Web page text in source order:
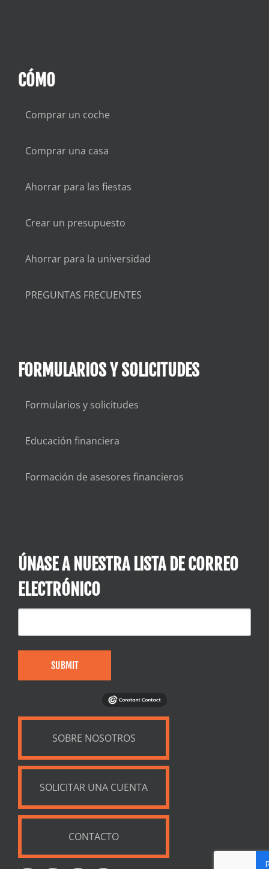
CÓMO
Comprar un coche
Comprar una casa
Ahorrar para las fiestas
Crear un presupuesto
Ahorrar para la universidad
PREGUNTAS FRECUENTES
FORMULARIOS Y SOLICITUDES
Formularios y solicitudes
Educación financiera
Formación de asesores financieros
ÚNASE A NUESTRA LISTA DE CORREO
ELECTRÓNICO
SUBMIT
SOBRE NOSOTROS
SOLICITAR UNA CUENTA
CONTACTO